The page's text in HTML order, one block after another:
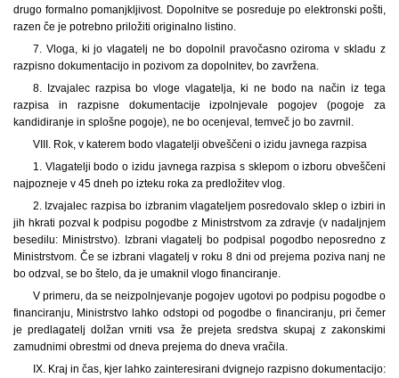
drugo formalno pomanjkljivost. Dopolnitve se posreduje po elektronski pošti,
razen če je potrebno priložiti originalno listino.
7. Vloga, ki jo vlagatelj ne bo dopolnil pravočasno oziroma v skladu z
razpisno dokumentacijo in pozivom za dopolnitev, bo zavržena.
8. Izvajalec razpisa bo vloge vlagatelja, ki ne bodo na način iz tega
razpisa in razpisne dokumentacije izpolnjevale pogojev (pogoje za
kandidiranje in splošne pogoje), ne bo ocenjeval, temveč jo bo zavrnil.
VIII. Rok, v katerem bodo vlagatelji obveščeni o izidu javnega razpisa
1. Vlagatelji bodo o izidu javnega razpisa s sklepom o izboru obveščeni
najpozneje v 45 dneh po izteku roka za predložitev vlog.
2. Izvajalec razpisa bo izbranim vlagateljem posredovalo sklep o izbiri in
jih hkrati pozval k podpisu pogodbe z Ministrstvom za zdravje (v nadaljnjem
besedilu: Ministrstvo). Izbrani vlagatelj bo podpisal pogodbo neposredno z
Ministrstvom. Če se izbrani vlagatelj v roku 8 dni od prejema poziva nanj ne
bo odzval, se bo štelo, da je umaknil vlogo financiranje.
V primeru, da se neizpolnjevanje pogojev ugotovi po podpisu pogodbe o
financiranju, Ministrstvo lahko odstopi od pogodbe o financiranju, pri čemer
je predlagatelj dolžan vrniti vsa že prejeta sredstva skupaj z zakonskimi
zamudnimi obrestmi od dneva prejema do dneva vračila.
IX. Kraj in čas, kjer lahko zainteresirani dvignejo razpisno dokumentacijo: